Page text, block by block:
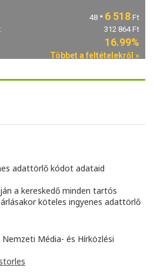
adattörlő kódot adataid
a kereskedő minden tartós
köteles ingyenes adattörlő
Nemzeti Média- és Hírközlési